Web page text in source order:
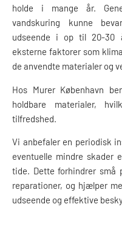
holde i mange år.
vandskuring kunne
udseende i op til 20-30
eksterne faktorer som
de anvendte materialer og
Hos Murer København
holdbare materialer,
tilfredshed.
Vi anbefaler en periodisk
eventuelle mindre skader
tide. Dette forhindrer små
reparationer, og hjælper
udseende og effektive